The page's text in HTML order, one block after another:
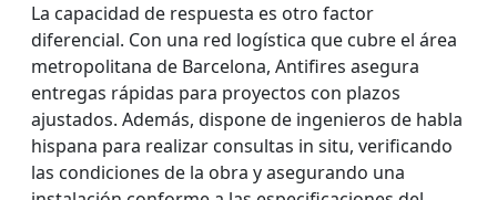
La capacidad de respuesta es otro factor
diferencial. Con una red logística que cubre el área
metropolitana de Barcelona, Antifires asegura
entregas rápidas para proyectos con plazos
ajustados. Además, dispone de ingenieros de habla
hispana para realizar consultas in situ, verificando
las condiciones de la obra y asegurando una